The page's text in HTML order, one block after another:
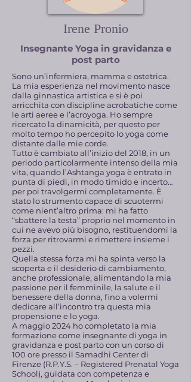
Irene Pronio
Insegnante Yoga in gravidanza e
post parto
Sono un’infermiera, mamma e ostetrica.
La mia esperienza nel movimento nasce
dalla ginnastica artistica e si è poi
arricchita con discipline acrobatiche come
le arti aeree e l’acroyoga. Ho sempre
ricercato la dinamicità, per questo per
molto tempo ho percepito lo yoga come
distante dalle mie corde.
Tutto è cambiato all’inizio del 2018, in un
periodo particolarmente intenso della mia
vita, quando l’Ashtanga yoga è entrato in
punta di piedi, in modo timido e incerto…
per poi travolgermi completamente. È
stato lo strumento capace di scuotermi
come nient’altro prima: mi ha fatto
“sbattere la testa” proprio nel momento in
cui ne avevo più bisogno, restituendomi la
forza per ritrovarmi e rimettere insieme i
pezzi.
Quella stessa forza mi ha spinta verso la
scoperta e il desiderio di cambiamento,
anche professionale, alimentando la mia
passione per il femminile, la salute e il
benessere della donna, fino a volermi
dedicare all’incontro tra questa mia
propensione e lo yoga.
A maggio 2024 ho completato la mia
formazione come insegnante di yoga in
gravidanza e post parto con un corso di
100 ore presso il Samadhi Center di
Firenze (R.P.Y.S. – Registered Prenatal Yoga
School), guidata con competenza e